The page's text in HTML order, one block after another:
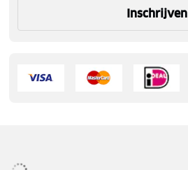
Inschrijven